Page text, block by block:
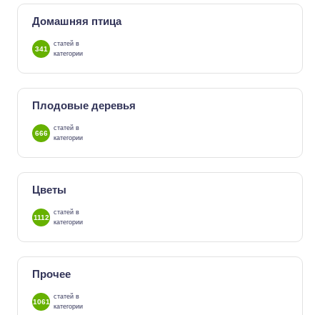
Домашняя птица
341
статей в
категории
Плодовые деревья
666
статей в
категории
Цветы
1112
статей в
категории
Прочее
1061
статей в
категории